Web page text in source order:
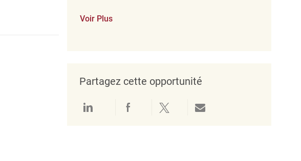
Voir Plus
Partagez cette opportunité
Partager via LinkedInPartager via Facebook
Partager via twitterPartager par e-mail